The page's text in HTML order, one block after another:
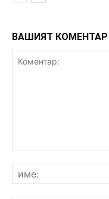
ВАШИЯТ КОМЕНТАР